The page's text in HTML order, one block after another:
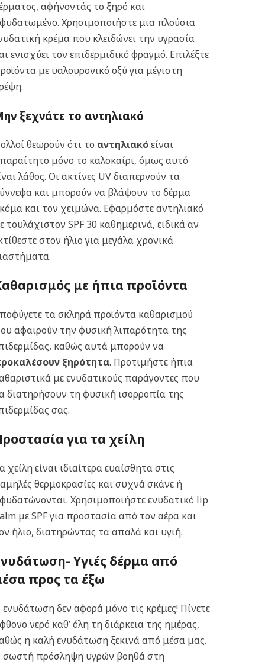
αφήνοντάς το ξηρό και
Χρησιμοποιήστε μια πλούσια
κρέμα που κλειδώνει την υγρασία
ενισχύει τον επιδερμιδικό φραγμό. Επιλέξτε
με υαλουρονικό οξύ για μέγιστη
ξεχνάτε το αντηλιακό
θεωρούν ότι το αντηλιακόείναι
μόνο το καλοκαίρι, όμως αυτό
λάθος. Οι ακτίνες UV διαπερνούν τα
και μπορούν να βλάψουν το δέρμα
και τον χειμώνα. Εφαρμόστε αντηλιακό
τουλάχιστον SPF 30 καθημερινά, ειδικά αν
στον ήλιο για μεγάλα χρονικά
με ήπια προϊόντα
τα σκληρά προϊόντα καθαρισμού
αφαιρούν την φυσική λιπαρότητα της
καθώς αυτά μπορούν να
ξηρότητα. Προτιμήστε ήπια
με ενυδατικούς παράγοντες που
διατηρήσουν τη φυσική ισορροπία της
σας.
για τα χείλη
χείλη είναι ιδιαίτερα ευαίσθητα στις
θερμοκρασίες και συχνά σκάνε ή
Χρησιμοποιήστε ενυδατικό lip
με SPF για προστασία από τον αέρα και
ήλιο, διατηρώντας τα απαλά και υγιή.
Υγιές δέρμα από
προς τα έξω
δεν αφορά μόνο τις κρέμες! Πίνετε
νερό καθ’ όλη τη διάρκεια της ημέρας,
η καλή ενυδάτωση ξεκινά από μέσα μας.
σωστή πρόσληψη υγρών βοηθά στη